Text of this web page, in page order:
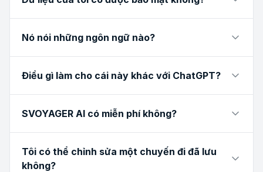
Nó nói những ngôn ngữ nào?
Điều gì làm cho cái này khác với ChatGPT?
SVOYAGER AI có miễn phí không?
Tôi có thể chỉnh sửa một chuyến đi đã lưu
không?